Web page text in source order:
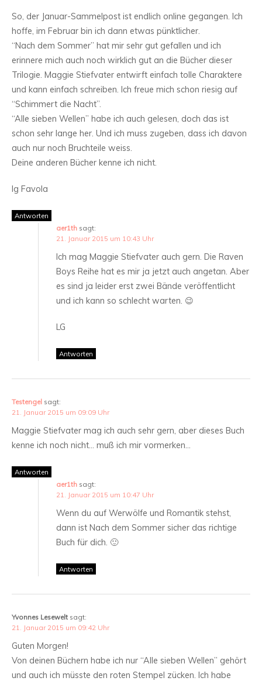
So, der Januar-Sammelpost ist endlich online gegangen. Ich
hoffe, im Februar bin ich dann etwas pünktlicher.
“Nach dem Sommer” hat mir sehr gut gefallen und ich
erinnere mich auch noch wirklich gut an die Bücher dieser
Trilogie. Maggie Stiefvater entwirft einfach tolle Charaktere
und kann einfach schreiben. Ich freue mich schon riesig auf
“Schimmert die Nacht”.
“Alle sieben Wellen” habe ich auch gelesen, doch das ist
schon sehr lange her. Und ich muss zugeben, dass ich davon
auch nur noch Bruchteile weiss.
Deine anderen Bücher kenne ich nicht.
lg Favola
Antworten
aer1th sagt:
21. Januar 2015 um 10:43 Uhr
Ich mag Maggie Stiefvater auch gern. Die Raven
Boys Reihe hat es mir ja jetzt auch angetan. Aber
es sind ja leider erst zwei Bände veröffentlicht
und ich kann so schlecht warten. 😉
LG
Antworten
Testengel sagt:
21. Januar 2015 um 09:09 Uhr
Maggie Stiefvater mag ich auch sehr gern, aber dieses Buch
kenne ich noch nicht… muß ich mir vormerken…
Antworten
aer1th sagt:
21. Januar 2015 um 10:47 Uhr
Wenn du auf Werwölfe und Romantik stehst,
dann ist Nach dem Sommer sicher das richtige
Buch für dich. 🙂
Antworten
Yvonnes Lesewelt sagt:
21. Januar 2015 um 09:42 Uhr
Guten Morgen!
Von deinen Büchern habe ich nur “Alle sieben Wellen” gehört
und auch ich müsste den roten Stempel zücken. Ich habe